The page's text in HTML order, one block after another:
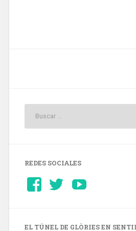
REDES SOCIALES
Ver
perfil
Ver
perfil
EL TÚNEL DE GLÒRIES EN